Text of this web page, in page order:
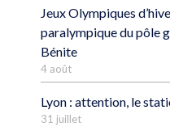
Jeux Olympiques
paralympique du pôle
Bénite
4 août
Lyon : attention, le
31 juillet